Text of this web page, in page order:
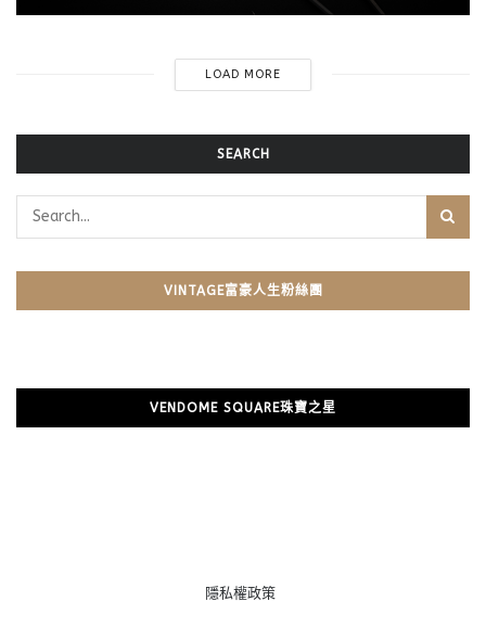
LOAD MORE
SEARCH
VINTAGE富豪人生粉絲團
VENDOME SQUARE珠寶之星
隱私權政策